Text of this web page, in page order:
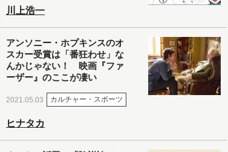
川上浩一
アンソニー・ホプキンスのオ
スカー受賞は「番狂わせ」な
んかじゃない！ 映画『ファ
ーザー』のここが凄い
2021.05.03 カルチャー・スポーツ
ヒナタカ